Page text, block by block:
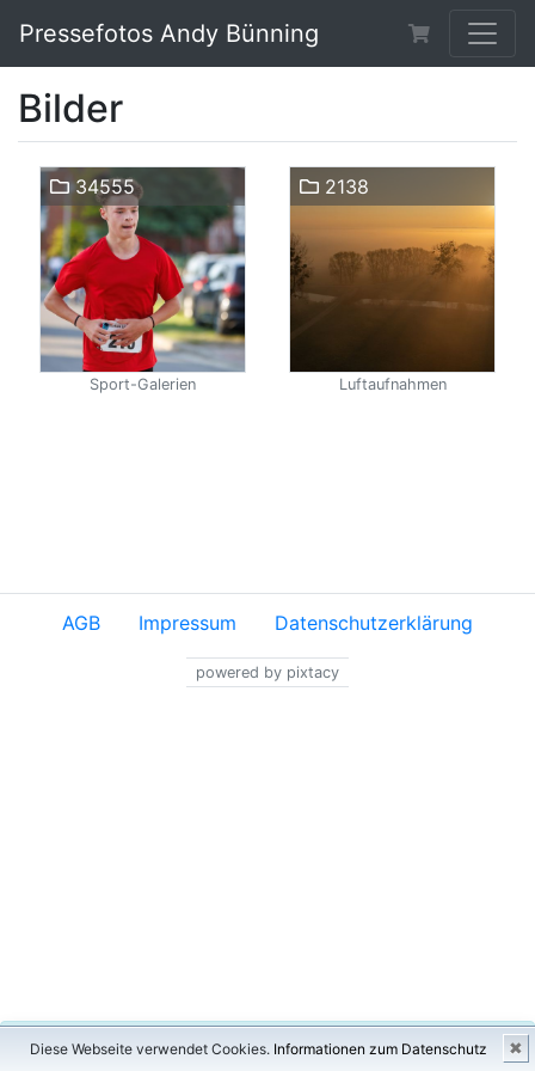
Diese Webseite verwendet Cookies. Informationen zum Datenschutz ✖
Pressefotos Andy Bünning
Bilder
34555
Sport-Galerien
2138
Luftaufnahmen
×
AGB Impressum Datenschutzerklärung
powered by pixtacy